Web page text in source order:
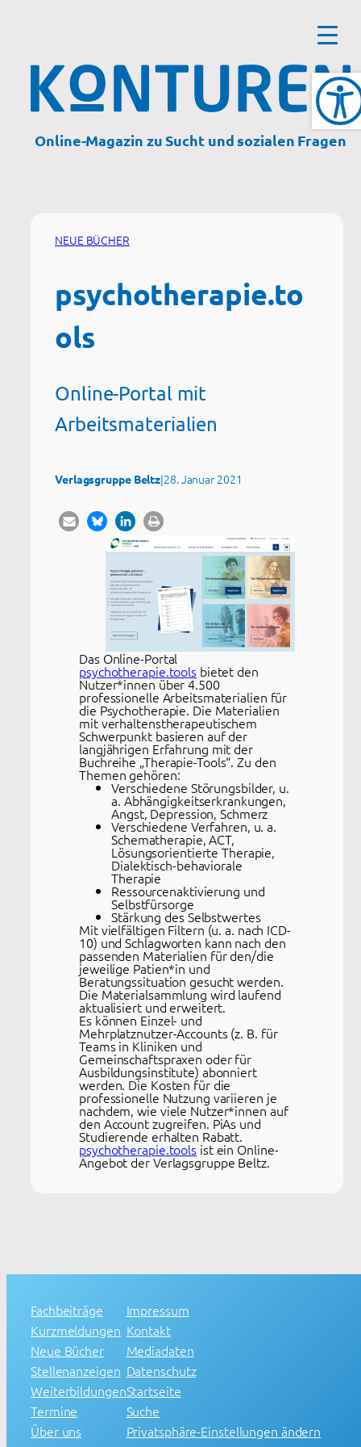
Online-Magazin zu Sucht und sozialen Fragen
NEUE BÜCHER
psychotherapie.to
ols
Online-Portal mit
Arbeitsmaterialien
Verlagsgruppe Beltz|28. Januar 2021
Das Online-Portal
psychotherapie.tools bietet den
Nutzer*innen über 4.500
professionelle Arbeitsmaterialien für
die Psychotherapie. Die Materialien
mit verhaltenstherapeutischem
Schwerpunkt basieren auf der
langjährigen Erfahrung mit der
Buchreihe „Therapie-Tools“. Zu den
Themen gehören:
Verschiedene Störungsbilder, u.
a. Abhängigkeitserkrankungen,
Angst, Depression, Schmerz
Verschiedene Verfahren, u. a.
Schematherapie, ACT,
Lösungsorientierte Therapie,
Dialektisch-behaviorale
Therapie
Ressourcenaktivierung und
Selbstfürsorge
Stärkung des Selbstwertes
Mit vielfältigen Filtern (u. a. nach ICD-
10) und Schlagworten kann nach den
passenden Materialien für den/die
jeweilige Patien*in und
Beratungssituation gesucht werden.
Die Materialsammlung wird laufend
aktualisiert und erweitert.
Es können Einzel- und
Mehrplatznutzer-Accounts (z. B. für
Teams in Kliniken und
Gemeinschaftspraxen oder für
Ausbildungsinstitute) abonniert
werden. Die Kosten für die
professionelle Nutzung variieren je
nachdem, wie viele Nutzer*innen auf
den Account zugreifen. PiAs und
Studierende erhalten Rabatt.
psychotherapie.tools ist ein Online-
Angebot der Verlagsgruppe Beltz.
Fachbeiträge
Kurzmeldungen
Neue Bücher
Stellenanzeigen
Weiterbildungen
Termine
Über uns
Impressum
Kontakt
Mediadaten
Datenschutz
Startseite
Suche
Privatsphäre-Einstellungen ändern